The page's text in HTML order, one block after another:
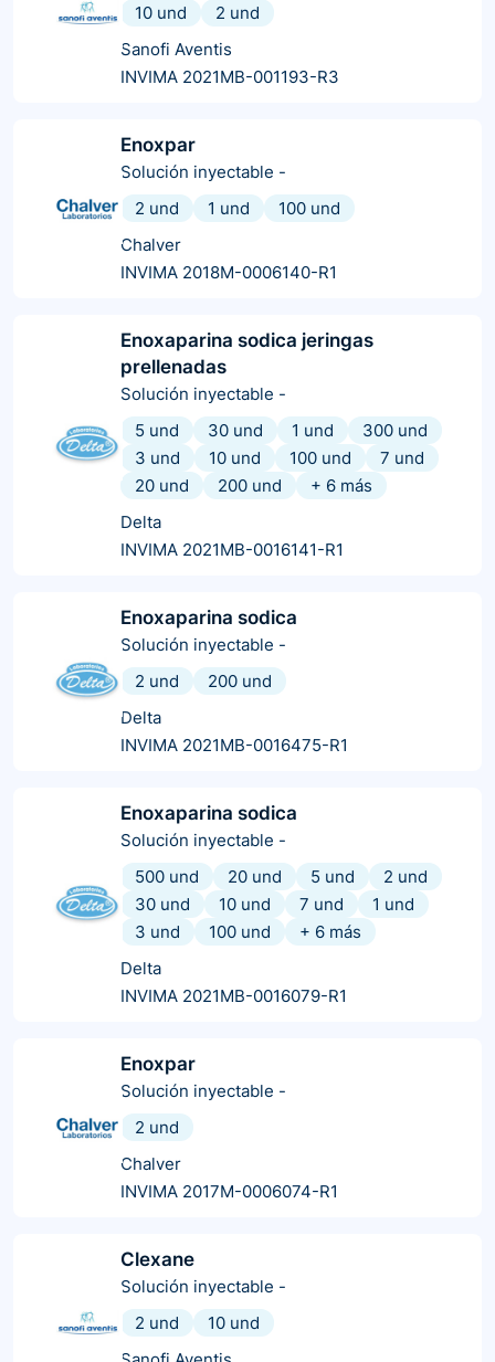
10 und
2 und
Sanofi Aventis
INVIMA 2021MB-001193-R3
Enoxpar
Solución inyectable -
2 und
1 und
100 und
Chalver
INVIMA 2018M-0006140-R1
Enoxaparina sodica jeringas
prellenadas
Solución inyectable -
5 und
30 und 1 und
300 und
3 und
10 und 100 und
7 und
20 und
200 und + 6 más
Delta
INVIMA 2021MB-0016141-R1
Enoxaparina sodica
Solución inyectable -
2 und
200 und
Delta
INVIMA 2021MB-0016475-R1
Enoxaparina sodica
Solución inyectable -
500 und
20 und 5 und
2 und
30 und
10 und 7 und
1 und
3 und
100 und + 6 más
Delta
INVIMA 2021MB-0016079-R1
Enoxpar
Solución inyectable -
2 und
Chalver
INVIMA 2017M-0006074-R1
Clexane
Solución inyectable -
2 und
10 und